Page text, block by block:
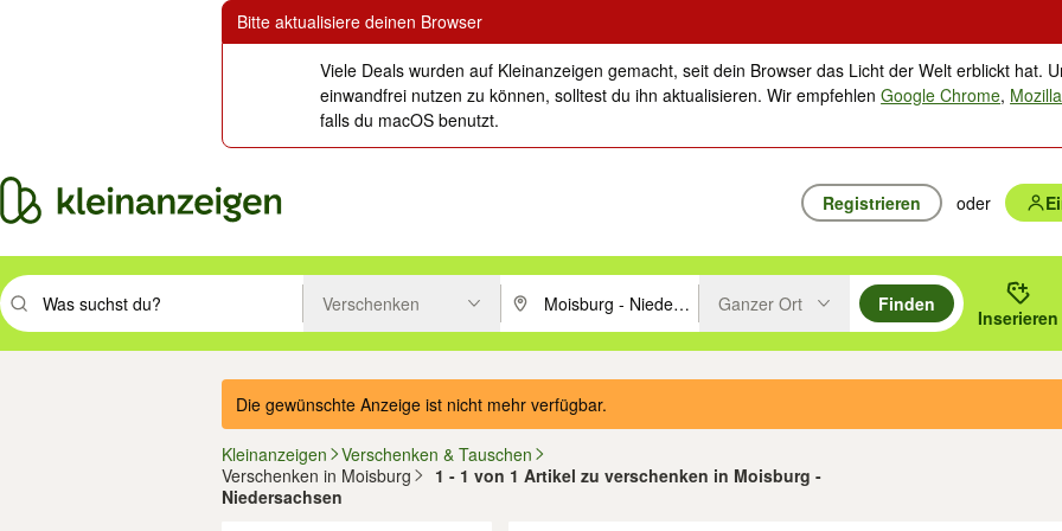
Bitte aktualisiere deinen Browser
Viele Deals wurden auf Kleinanzeigen gemacht, seit dein Browser das Licht der Welt erblickt hat.
einwandfrei nutzen zu können, solltest du ihn aktualisieren. Wir empfehlenGoogle Chrome,
falls du macOS benutzt.
Registrieren oder
Suchbegriff eingeben. Eingabetaste drücken um zu suchen, oder Vorschläge mit den Pfeiltasten nach oben/unten durchsuchen und mit
Verschenken PLZ oder Ort eingeben. Eingabetaste drücken um zu suchen, oder
Ganzer Ort
Finden
Inserieren
Die gewünschte Anzeige ist nicht mehr verfügbar.
Kleinanzeigen
Verschenken & Tauschen
Verschenken in Moisburg
1 - 1 von 1 Artikel zu verschenken in Moisburg -
Niedersachsen